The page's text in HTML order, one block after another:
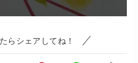
らシェアしてね！